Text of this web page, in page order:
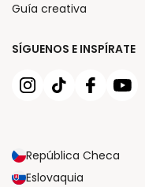
SÍGUENOS E INSPÍRATE
República Checa
Eslovaquia
Guía creativa